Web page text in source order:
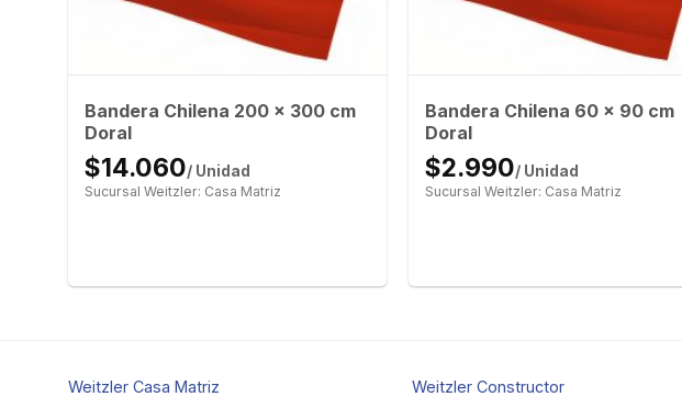
Bandera Chilena 200 x 300 cm
Doral
$14.060/ Unidad
Sucursal Weitzler: Casa Matriz
Bandera Chilena 60 x 90 cm
Doral
$2.990/ Unidad
Sucursal Weitzler: Casa Matriz
Weitzler Casa Matriz Weitzler Constructor